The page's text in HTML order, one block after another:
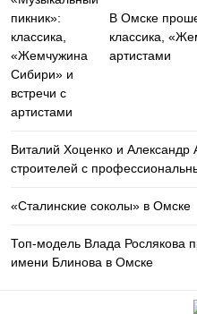
В Омске
классика,
артистами
Виталий Хоценко и Александр
строителей с
«Сталинские соколы» в Омске
Топ-модель Влада Рослякова
имени Блинова в Омске